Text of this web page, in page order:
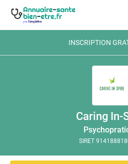
INSCRIPTION
Caring In-
SIRET